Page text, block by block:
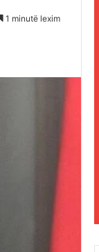
1 minutë lexim